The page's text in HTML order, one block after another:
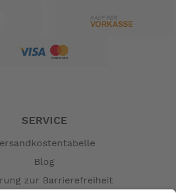
SERVICE
Blog
zur Barrierefreiheit